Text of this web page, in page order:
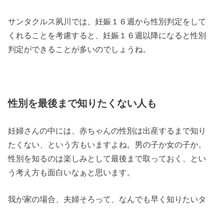
サンタクルス夙川では、妊娠１６週から性別判定をして
くれることを考慮すると、妊娠１６週以降になると性別
判定ができることが多いのでしょうね。
性別を最後まで知りたくない人も
妊婦さんの中には、赤ちゃんの性別は出産するまで知り
たくない、という方もいますよね。男の子か女の子か。
性別を知るのは楽しみとして最後まで取っておく、とい
う考え方も面白いなぁと思います。
我が家の場合、夫婦そろって、なんでも早く知りたいタ